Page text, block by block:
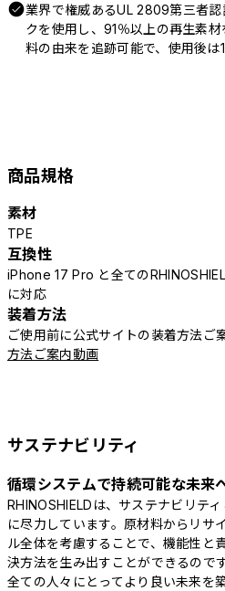
業界で権威あるUL 2809第三者
クを使用し、91％以上の再生素
料の由来を追跡可能で、使用後は
商品規格
素材
TPE
互換性
iPhone 17 Pro と全ての
に対応
装着方法
ご使用前に公式サイトの装着方法ご
方法ご案内動画
サステナビリティ
循環システムで持続可能な未来
RHINOSHIELDは、サステナビリテ
に尽力しています。原材料からリサ
ル全体を考慮することで、機能性と
決方法を生み出すことができるので
全ての人々にとってより良い未来を